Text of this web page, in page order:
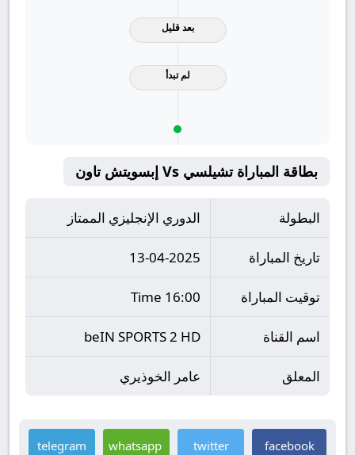
بعد قليل
لم تبدأ
بطاقة المباراة تشيلسي Vs إبسويتش تاون
البطولة الدوري الإنجليزي الممتاز
تاريخ المباراة 13-04-2025
توقيت المباراة 16:00 Time
اسم القناة beIN SPORTS 2 HD
المعلق عامر الخوذيري
facebook
twitter
whatsapp
telegram